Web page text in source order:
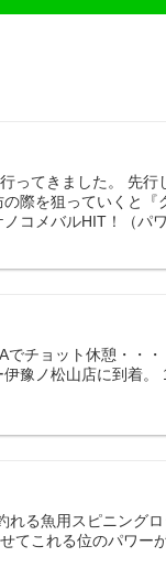
ってきました。 先
際を狙っていくと
コメバルHIT！（パ
でチョット休憩・・
豫ノ松山店に到着。
る魚用スピニング
てこれる位のパワー